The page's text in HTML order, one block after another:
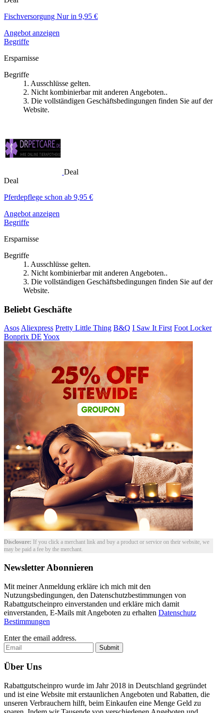
Fischversorgung Nur in 9,95 €
Angebot anzeigen
Begriffe
Ersparnisse
Begriffe
1. Ausschlüsse gelten.
2. Nicht kombinierbar mit anderen Angeboten..
3. Die vollständigen Geschäftsbedingungen finden Sie auf der
Website.
Deal
Deal
Pferdepflege schon ab 9,95 €
Angebot anzeigen
Begriffe
Ersparnisse
Begriffe
1. Ausschlüsse gelten.
2. Nicht kombinierbar mit anderen Angeboten..
3. Die vollständigen Geschäftsbedingungen finden Sie auf der
Website.
Beliebt Geschäfte
Asos Aliexpress Pretty Little Thing B&Q I Saw It First Foot Locker
Bonprix DE Yoox
Disclosure: If you click a merchant link and buy a product or service on their website, we
may be paid a fee by the merchant.
Newsletter Abonnieren
Mit meiner Anmeldung erkläre ich mich mit den
Nutzungsbedingungen, den Datenschutzbestimmungen von
Rabattgutscheinpro einverstanden und erkläre mich damit
einverstanden, E-Mails mit Angeboten zu erhalten Datenschutz
Bestimmungen
Enter the email address.
Submit
Über Uns
Rabattgutscheinpro wurde im Jahr 2018 in Deutschland gegründet
und ist eine Website mit erstaunlichen Angeboten und Rabatten, die
unseren Verbrauchern hilft, beim Einkaufen eine Menge Geld zu